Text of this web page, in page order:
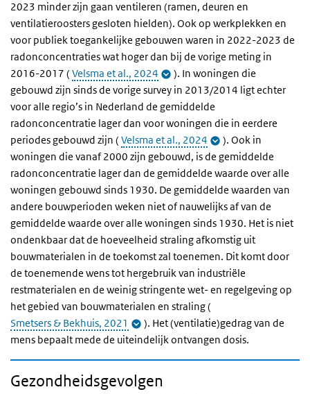
2023 minder zijn gaan ventileren (ramen, deuren en
ventilatieroosters gesloten hielden). Ook op werkplekken en
voor publiek toegankelijke gebouwen waren in 2022-2023 de
radonconcentraties wat hoger dan bij de vorige meting in
2016-2017 ( Velsma et al., 2024
). In woningen die
gebouwd zijn sinds de vorige survey in 2013/2014 ligt echter
voor alle regio’s in Nederland de gemiddelde
radonconcentratie lager dan voor woningen die in eerdere
periodes gebouwd zijn ( Velsma et al., 2024
). Ook in
woningen die vanaf 2000 zijn gebouwd, is de gemiddelde
radonconcentratie lager dan de gemiddelde waarde over alle
woningen gebouwd sinds 1930. De gemiddelde waarden van
andere bouwperioden weken niet of nauwelijks af van de
gemiddelde waarde over alle woningen sinds 1930. Het is niet
ondenkbaar dat de hoeveelheid straling afkomstig uit
bouwmaterialen in de toekomst zal toenemen. Dit komt door
de toenemende wens tot hergebruik van industriële
restmaterialen en de weinig stringente wet- en regelgeving op
het gebied van bouwmaterialen en straling (
Smetsers & Bekhuis, 2021
). Het (ventilatie)gedrag van de
mens bepaalt mede de uiteindelijk ontvangen dosis.
Gezondheidsgevolgen